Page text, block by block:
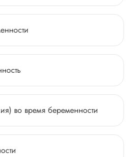
во время беременности